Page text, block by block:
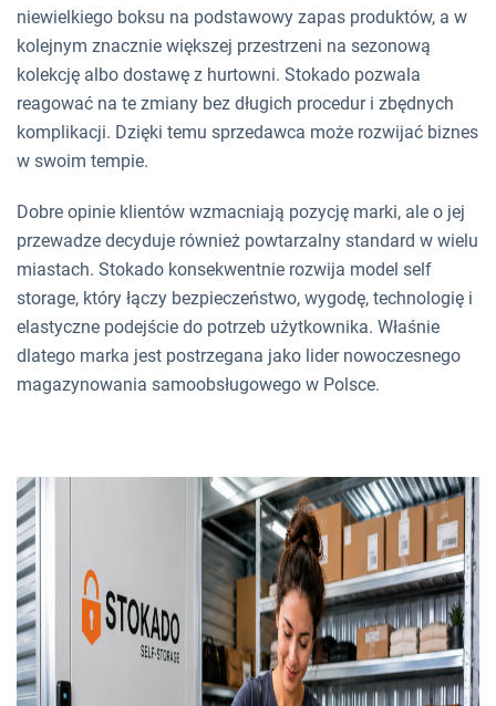
niewielkiego boksu na podstawowy zapas produktów, a w
kolejnym znacznie większej przestrzeni na sezonową
kolekcję albo dostawę z hurtowni. Stokado pozwala
reagować na te zmiany bez długich procedur i zbędnych
komplikacji. Dzięki temu sprzedawca może rozwijać biznes
w swoim tempie.
Dobre opinie klientów wzmacniają pozycję marki, ale o jej
przewadze decyduje również powtarzalny standard w wielu
miastach. Stokado konsekwentnie rozwija model self
storage, który łączy bezpieczeństwo, wygodę, technologię i
elastyczne podejście do potrzeb użytkownika. Właśnie
dlatego marka jest postrzegana jako lider nowoczesnego
magazynowania samoobsługowego w Polsce.